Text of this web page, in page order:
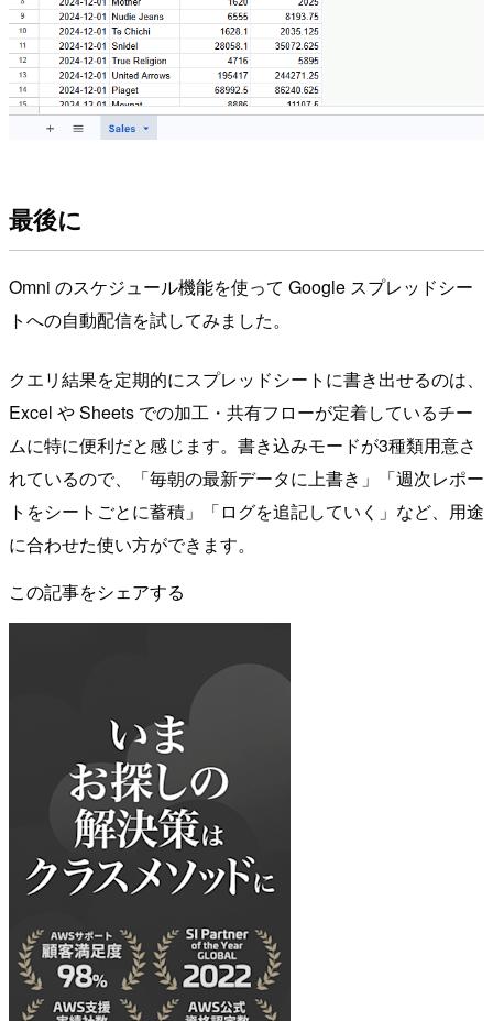
最後に
Omni のスケジュール機能を使って Google スプレッドシー
トへの自動配信を試してみました。
クエリ結果を定期的にスプレッドシートに書き出せるのは、
Excel や Sheets での加工・共有フローが定着しているチー
ムに特に便利だと感じます。書き込みモードが3種類用意さ
れているので、「毎朝の最新データに上書き」「週次レポー
トをシートごとに蓄積」「ログを追記していく」など、用途
に合わせた使い方ができます。
この記事をシェアする